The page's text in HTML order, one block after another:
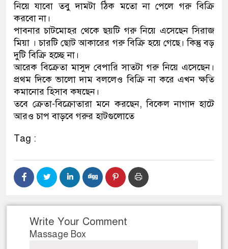
নিয়ে যাবো তবু দামটা ঠিক মতো না পেলে গরু বিক্রি
করবো না।
পাবনার চাটমোহর থেকে ছয়টি গরু নিয়ে এসেছেন সিরাজ
মিয়া । চারটি ছোট আকারের গরু বিক্রি হয়ে গেছে। কিন্তু বড়
দুটি বিক্রি হচ্ছে না।
আরেক বিক্রেতা মাসুদ বেপারি সাতটা গরু নিয়ে এসেছেন।
প্রথম দিকে ভালো দাম বললেও বিক্রি না করে এখন ক্ষতি
কমানোর হিসাব কষছেন।
তবে ক্রেতা-বিক্রোতারা মনে করছেন, বিকেল নাগাদ হাটে
আরও চাপ বাড়বে গরুর হাটগুলোতে
Tag :
Write Your Comment
Massage Box